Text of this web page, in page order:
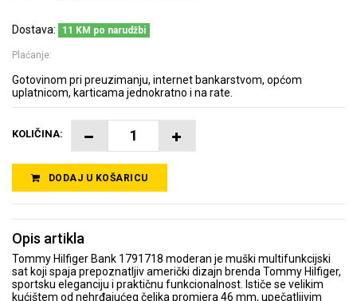
Dostava: 11 KM po narudžbi
Plaćanje:
Gotovinom pri preuzimanju, internet bankarstvom, općom
uplatnicom, karticama jednokratno i na rate.
KOLIČINA:
DODAJ U KOŠARICU
Opis artikla
Tommy Hilfiger Bank 1791718 moderan je muški multifunkcijski
sat koji spaja prepoznatljiv američki dizajn brenda Tommy Hilfiger,
sportsku eleganciju i praktičnu funkcionalnost. Ističe se velikim
kućištem od nehrđajućeg čelika promjera 46 mm, upečatljivim